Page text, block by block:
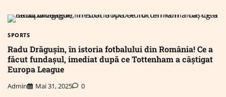
SPORTS
Radu Drăgușin, în istoria fotbalului din România! Ce a
făcut fundașul, imediat după ce Tottenham a câștigat
Europa League
Admin Mai 31, 2025 0